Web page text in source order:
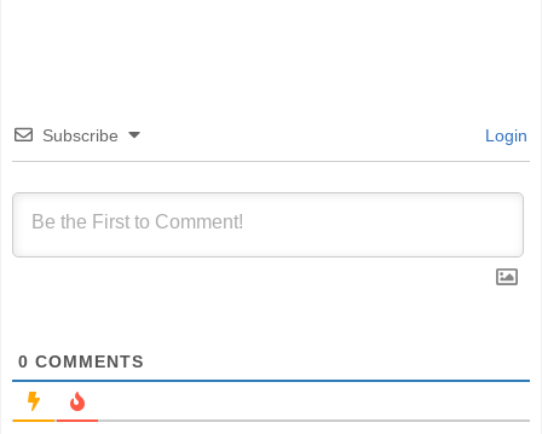
Subscribe Login
0 COMMENTS